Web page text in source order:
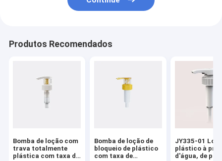
Produtos Recomendados
Bomba de loção com
trava totalmente
plástica com taxa de
Bomba de loção de
bloqueio de plástico
com taxa de
JY335-01
plástico à
d'água, de